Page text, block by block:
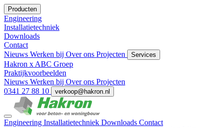
Producten
Engineering
Installatietechniek
Downloads
Contact
Nieuws Werken bij Over ons Projecten Services
Hakron x ABC Groep
Praktijkvoorbeelden
Nieuws Werken bij Over ons Projecten
0341 27 88 10
verkoop@hakron.nl
Engineering Installatietechniek Downloads Contact